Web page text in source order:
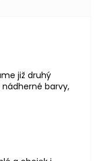
již druhý
barvy,